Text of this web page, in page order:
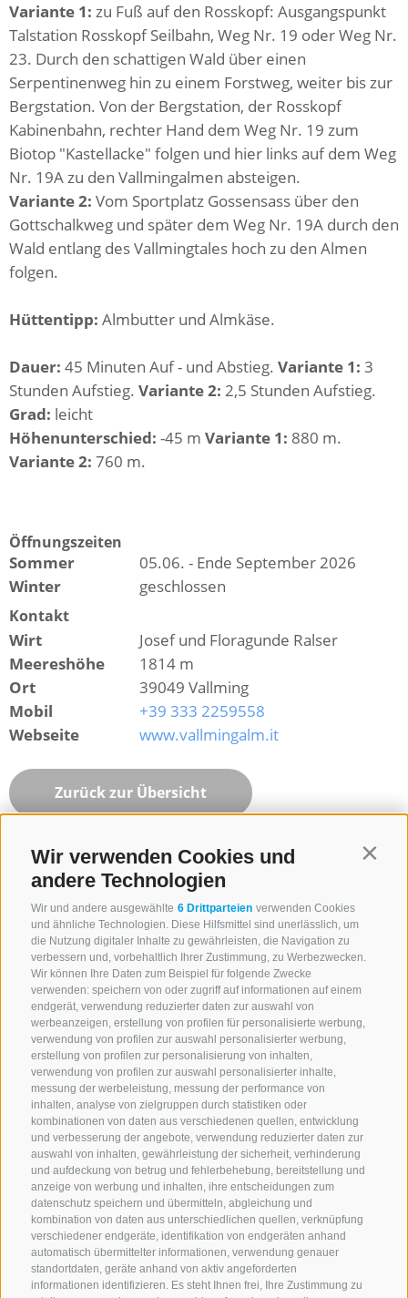
Wir verwenden Cookies und
andere Technologien
Wir und andere ausgewählte 6 Drittparteien verwenden Cookies
und ähnliche Technologien. Diese Hilfsmittel sind unerlässlich, um
die Nutzung digitaler Inhalte zu gewährleisten, die Navigation zu
verbessern und, vorbehaltlich Ihrer Zustimmung, zu Werbezwecken.
Wir können Ihre Daten zum Beispiel für folgende Zwecke
verwenden: speichern von oder zugriff auf informationen auf einem
endgerät, verwendung reduzierter daten zur auswahl von
werbeanzeigen, erstellung von profilen für personalisierte werbung,
verwendung von profilen zur auswahl personalisierter werbung,
erstellung von profilen zur personalisierung von inhalten,
verwendung von profilen zur auswahl personalisierter inhalte,
messung der werbeleistung, messung der performance von
inhalten, analyse von zielgruppen durch statistiken oder
kombinationen von daten aus verschiedenen quellen, entwicklung
und verbesserung der angebote, verwendung reduzierter daten zur
auswahl von inhalten, gewährleistung der sicherheit, verhinderung
und aufdeckung von betrug und fehlerbehebung, bereitstellung und
anzeige von werbung und inhalten, ihre entscheidungen zum
datenschutz speichern und übermitteln, abgleichung und
kombination von daten aus unterschiedlichen quellen, verknüpfung
verschiedener endgeräte, identifikation von endgeräten anhand
automatisch übermittelter informationen, verwendung genauer
standortdaten, geräte anhand von aktiv angeforderten
informationen identifizieren. Es steht Ihnen frei, Ihre Zustimmung zu
Variante 1: zu Fuß auf den Rosskopf: Ausgangspunkt
Talstation Rosskopf Seilbahn, Weg Nr. 19 oder Weg Nr.
23. Durch den schattigen Wald über einen
Serpentinenweg hin zu einem Forstweg, weiter bis zur
Bergstation. Von der Bergstation, der Rosskopf
Kabinenbahn, rechter Hand dem Weg Nr. 19 zum
Biotop "Kastellacke" folgen und hier links auf dem Weg
Nr. 19A zu den Vallmingalmen absteigen.
Variante 2: Vom Sportplatz Gossensass über den
Gottschalkweg und später dem Weg Nr. 19A durch den
Wald entlang des Vallmingtales hoch zu den Almen
folgen.
Hüttentipp: Almbutter und Almkäse.
Dauer: 45 Minuten Auf - und Abstieg. Variante 1: 3
Stunden Aufstieg. Variante 2: 2,5 Stunden Aufstieg.
Grad: leicht
Höhenunterschied: -45 m Variante 1: 880 m.
Variante 2: 760 m.
Öffnungszeiten
Sommer
05.06. - Ende September 2026
Winter
geschlossen
Kontakt
Wirt
Josef und Floragunde Ralser
Meereshöhe
1814 m
Ort
39049 Vallming
Mobil
+39 333 2259558
Webseite
www.vallmingalm.it
Zurück zur Übersicht
KONTAKTIERE UNS
+39 0472 765 521
info@rosskopf.com
NEWSLETTER